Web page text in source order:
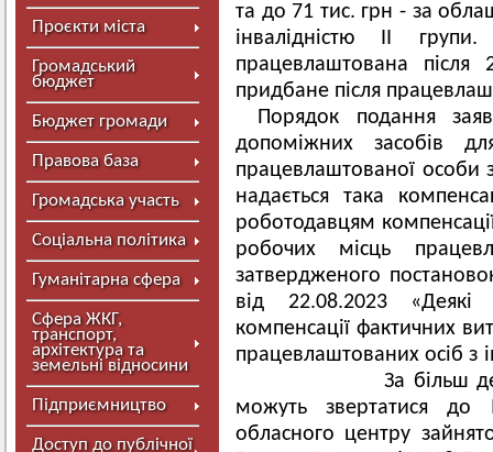
Проєкти міста
Громадський
бюджет
Бюджет громади
Правова база
Громадська участь
Соціальна політика
Гуманітарна сфера
Сфера ЖКГ,
транспорт,
архітектура та
земельні відносини
Підприємництво
Доступ до публічної
та до 71 тис. грн - за
інвалідністю ІІ
працевлаштована
придбане після
Порядок подання
допоміжних засобів
працевлаштованої особи
надається така
роботодавцям
робочих місць
затвердженого
від 22.08.2023 «Деякі
компенсації фактичних
За більш
можуть звертатися до
обласного центру